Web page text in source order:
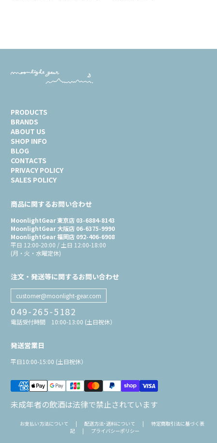
PRODUCTS
BRANDS
ABOUT US
SHOP INFO
BLOG
CONTACTS
PRIVACY POLICY
SALES POLICY
商品に関するお問い合わせ
MoonlightGear 東京店 03-6884-8143
MoonlightGear 大阪店 06-6375-9990
MoonlightGear 福岡店 092-406-6908
平日 12:00-20:00 / 土日 12:00-18:00
(月・火・水曜定休)
注文・発送等に関するお問い合わせ
customer@moonlight-gear.com
049-265-5182
電話受付時間 10:00-13:00 (土日祝休）
発送営業日
平日10:00-15:00 (土日祝休）
未成年者の飲酒は法律で禁止されています
お支払い方法について | 配送方法･送料について |
特定商取引法に基づく表
記
| プライバシーポリシー